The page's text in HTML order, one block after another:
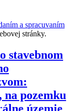
a spracuvaním
stránky.
stavebnom
na pozemku